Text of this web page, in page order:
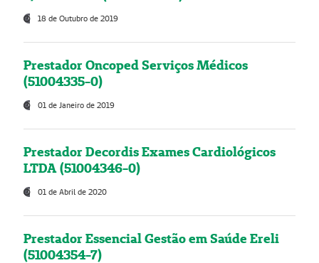
18 de Outubro de 2019
Prestador Oncoped Serviços Médicos
(51004335-0)
01 de Janeiro de 2019
Prestador Decordis Exames Cardiológicos
LTDA (51004346-0)
01 de Abril de 2020
Prestador Essencial Gestão em Saúde Ereli
(51004354-7)